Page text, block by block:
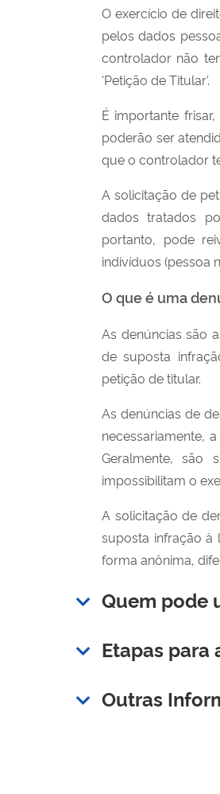
O exercício de
pelos dados
controlador não
'Petição de Titular'.
É importante
poderão ser
que o controlador
A solicitação de
dados tratados
portanto, pode
indivíduos (pessoa
O que é uma
As denúncias são
de suposta
petição de titular.
As denúncias de
necessariamente,
Geralmente, são
impossibilitam o
A solicitação de
suposta infração à
forma anônima,
Quem pode
Etapas para
Outras